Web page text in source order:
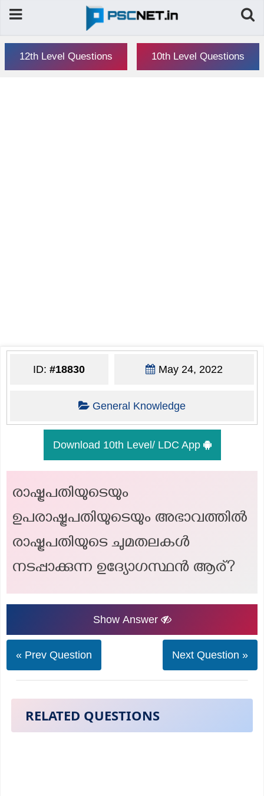
12th Level Questions 10th Level Questions
ID:#18830 May 24, 2022
General Knowledge
Download 10th Level/ LDC App
രാഷ്ട്രപതിയുടെയും
ഉപരാഷ്ട്രപതിയുടെയും അഭാവത്തിൽ
രാഷ്ട്രപതിയുടെ ചുമതലകൾ
നടപ്പാക്കുന്ന ഉദ്യോഗസ്ഥൻ ആര്?
Show Answer
« Prev Question Next Question »
RELATED QUESTIONS